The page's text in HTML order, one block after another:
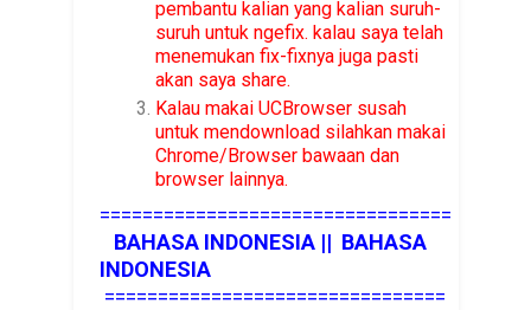
pembantu kalian yang kalian suruh-
suruh untuk ngefix. kalau saya telah
menemukan fix-fixnya juga pasti
akan saya share.
Kalau makai UCBrowser susah
untuk mendownload silahkan makai
Chrome/Browser bawaan dan
browser lainnya.
=================================
BAHASA INDONESIA || BAHASA
INDONESIA
================================